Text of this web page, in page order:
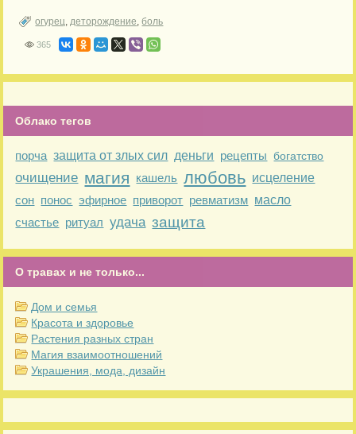
огурец,деторождение,боль
365
Облако тегов
порча защита от злых сил деньги рецепты богатство
очищение магия кашель любовь исцеление
сон понос эфирное приворот ревматизм масло
счастье ритуал удача защита
О травах и не только...
Дом и семья
Красота и здоровье
Растения разных стран
Магия взаимоотношений
Украшения, мода, дизайн